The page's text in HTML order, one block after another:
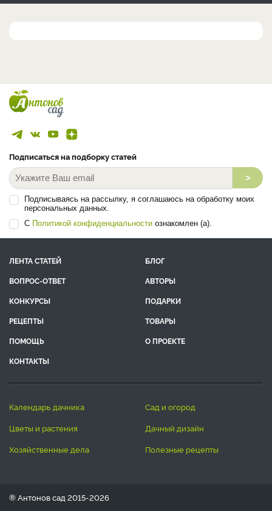
Подписаться на подборку статей
>
Подписываясь на рассылку, я соглашаюсь на обработку моих
персональных данных.
С Политикой конфиденциальности ознакомлен (а).
ЛЕНТА СТАТЕЙ
БЛОГ
ВОПРОС-ОТВЕТ
АВТОРЫ
КОНКУРСЫ
ПОДАРКИ
РЕЦЕПТЫ
ТОВАРЫ
ПОМОЩЬ
О ПРОЕКТЕ
КОНТАКТЫ
календарь дачника
сад и огород
цветы и растения
дачный дизайн
хозяйственные дела
полезные рецепты
® Антонов сад 2015-2026